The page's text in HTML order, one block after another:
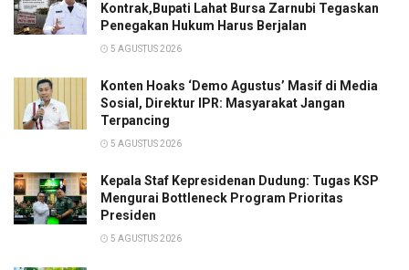
Kontrak,Bupati Lahat Bursa Zarnubi Tegaskan
Penegakan Hukum Harus Berjalan
5 AGUSTUS 2026
Konten Hoaks ‘Demo Agustus’ Masif di Media
Sosial, Direktur IPR: Masyarakat Jangan
Terpancing
5 AGUSTUS 2026
Kepala Staf Kepresidenan Dudung: Tugas KSP
Mengurai Bottleneck Program Prioritas
Presiden
5 AGUSTUS 2026